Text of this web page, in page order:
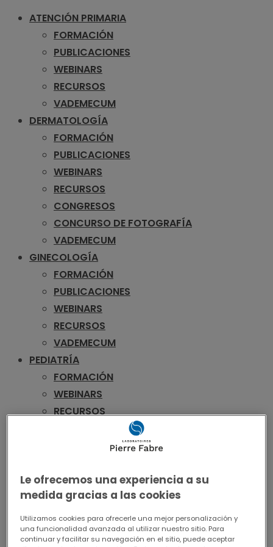
ATENCIÓN PRIMARIA
FORMACIÓN
PUBLICACIONES
WEBINARS
RECURSOS
VADEMECUM
DERMATOLOGÍA
FORMACIÓN
PUBLICACIONES
WEBINARS
RECURSOS
CONGRESOS
CONCURSO DE FOTOGRAFÍA
VADEMECUM
GINECOLOGÍA
FORMACIÓN
PUBLICACIONES
WEBINARS
RECURSOS
VADEMECUM
PEDIATRÍA
FORMACIÓN
WEBINARS
RECURSOS
PUBLICACIONES
WEBINARS
RECURSOS
VADEMECUM
Le ofrecemos una experiencia a su
medida gracias a las cookies
Utilizamos cookies para ofrecerle una mejor personalización y
una funcionalidad avanzada al utilizar nuestro sitio. Para
continuar y facilitar su navegación en el sitio, puede aceptar